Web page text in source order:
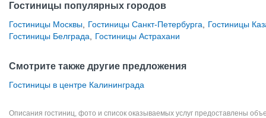
Гостиницы популярных городов
Гостиницы Москвы Гостиницы Санкт-Петербурга
Гостиницы
Гостиницы Белграда
Гостиницы Астрахани
Смотрите также другие предложения
Гостиницы в центре Калининграда
Описания гостиниц, фото и список оказываемых услуг предоставлены